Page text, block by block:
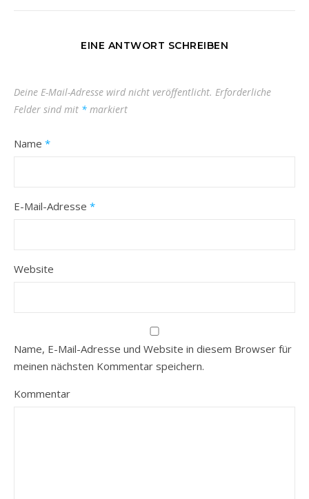
EINE ANTWORT SCHREIBEN
Deine E-Mail-Adresse wird nicht veröffentlicht. Erforderliche
Felder sind mit * markiert
Name *
E-Mail-Adresse *
Website
Name, E-Mail-Adresse und Website in diesem Browser für
meinen nächsten Kommentar speichern.
Kommentar